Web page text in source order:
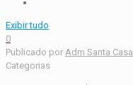
Exibir tudo
0
Publicado por Adm Santa Casa
Categorias